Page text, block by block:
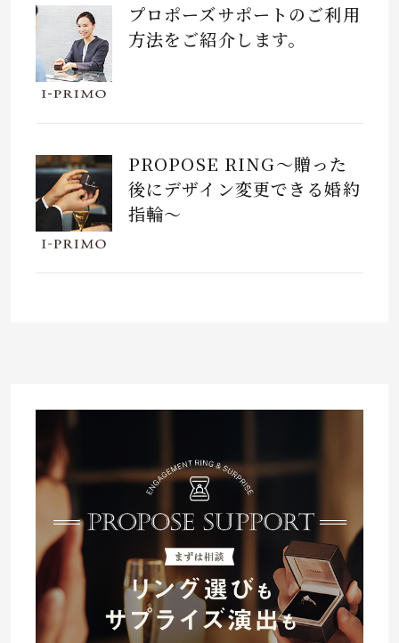
プロポーズサポートのご利用
方法をご紹介します。
PROPOSE RING～贈った
後にデザイン変更できる婚約
指輪～